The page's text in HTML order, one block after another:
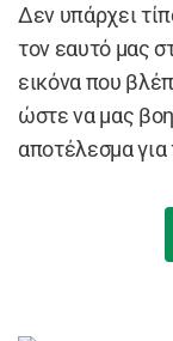
Δεν υπάρχει
τον εαυτό μας
εικόνα που
ώστε να μας
αποτέλεσμα